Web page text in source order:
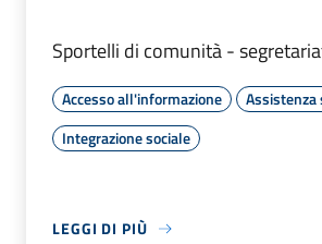
Sportelli di comunità -
Accesso all'informazione
Assistenza
Integrazione sociale
LEGGI DI PIÙ